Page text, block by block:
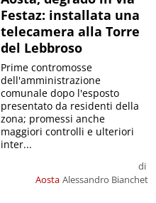
Festaz: installata una
telecamera alla Torre
del Lebbroso
Aosta
di
Alessandro Bianchet
Prime contromosse
dell'amministrazione
comunale dopo l'esposto
presentato da residenti della
zona; promessi anche
maggiori controlli e ulteriori
inter...